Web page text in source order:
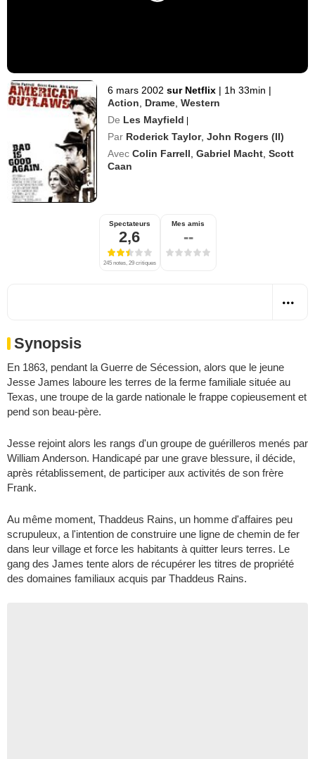
6 mars 2002 sur Netflix | 1h 33min |
Action
Drame ,Western
De Les Mayfield |
Par Roderick Taylor,John Rogers (II)
Avec Colin Farrell ,Gabriel Macht ,Scott
Caan
Spectateurs
2,6
245 notes, 29 critiques
Mes amis
--
Synopsis
En 1863, pendant la Guerre de Sécession, alors que le jeune
Jesse James laboure les terres de la ferme familiale située au
Texas, une troupe de la garde nationale le frappe copieusement et
pend son beau-père.
Jesse rejoint alors les rangs d'un groupe de guérilleros menés par
William Anderson. Handicapé par une grave blessure, il décide,
après rétablissement, de participer aux activités de son frère
Frank.
Au même moment, Thaddeus Rains, un homme d'affaires peu
scrupuleux, a l'intention de construire une ligne de chemin de fer
dans leur village et force les habitants à quitter leurs terres. Le
gang des James tente alors de récupérer les titres de propriété
des domaines familiaux acquis par Thaddeus Rains.